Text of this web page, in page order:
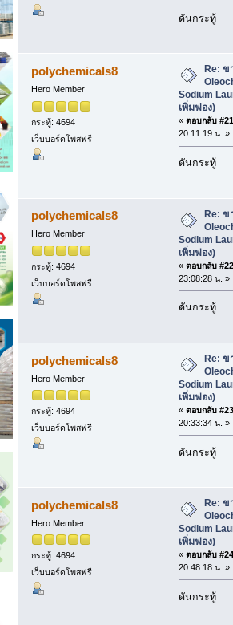
ดันกระทู้
polychemicals8
Hero Member
กระทู้: 4694
เว็บบอร์ดโพสฟรี
Re: ข
Sodium
เพิ่มฟอง)
« ตอบกลับ
20:11:19 น. »
ดันกระทู้
polychemicals8
Hero Member
กระทู้: 4694
เว็บบอร์ดโพสฟรี
Re: ข
Sodium
เพิ่มฟอง)
« ตอบกลับ
23:08:28 น. »
ดันกระทู้
polychemicals8
Hero Member
กระทู้: 4694
เว็บบอร์ดโพสฟรี
Re: ข
Sodium
เพิ่มฟอง)
« ตอบกลับ
20:33:34 น. »
ดันกระทู้
polychemicals8
Hero Member
กระทู้: 4694
เว็บบอร์ดโพสฟรี
Re: ข
Sodium
เพิ่มฟอง)
« ตอบกลับ
20:48:18 น. »
ดันกระทู้